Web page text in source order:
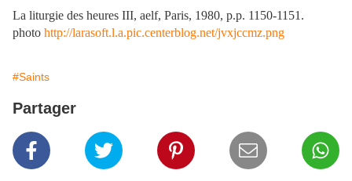
La liturgie des heures III, aelf, Paris, 1980, p.p. 1150-1151.
photo http://larasoft.l.a.pic.centerblog.net/jvxjccmz.png
#Saints
Partager